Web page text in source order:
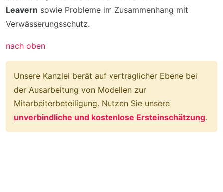
Leavern sowie Probleme im Zusammenhang mit
Verwässerungsschutz.
nach oben
Unsere Kanzlei berät auf vertraglicher Ebene bei
der Ausarbeitung von Modellen zur
Mitarbeiterbeteiligung. Nutzen Sie unsere
unverbindliche und kostenlose Ersteinschätzung.